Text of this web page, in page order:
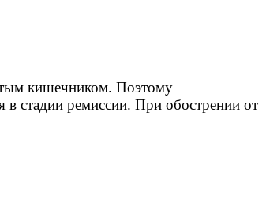
кишечником. Поэтому
в стадии ремиссии. При обострении от